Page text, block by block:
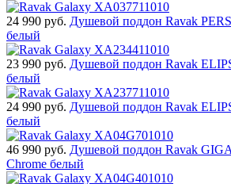
24 990 руб. Душевой поддон Ravak
белый
23 990 руб. Душевой поддон Ravak
белый
24 990 руб. Душевой поддон Ravak
белый
46 990 руб. Душевой поддон Ravak
Chrome белый